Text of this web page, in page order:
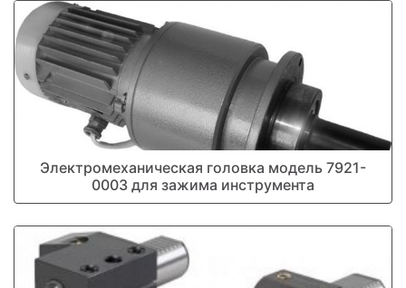
Электромеханическая головка модель 7921-
0003 для зажима инструмента